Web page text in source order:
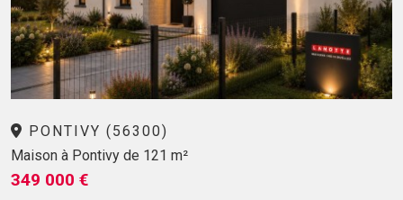
PONTIVY (56300)
Maison à Pontivy de 121 m²
349 000 €